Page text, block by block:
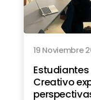
19 Noviembre
Creativo